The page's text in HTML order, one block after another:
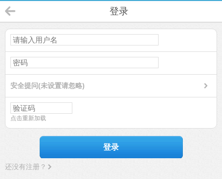
登录
安全提问(未设置请忽略)
点击重新加载
登录
还没有注册？